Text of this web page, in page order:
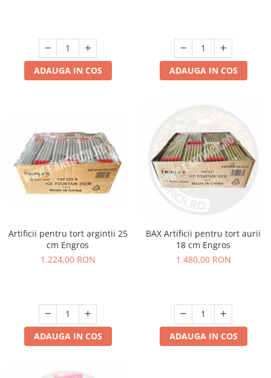
ADAUGA IN COS ADAUGA IN COS
Artificii pentru tort argintii 25
cm Engros
1.224,00 RON
ADAUGA IN COS
BAX Artificii pentru tort aurii
18 cm Engros
1.480,00 RON
ADAUGA IN COS